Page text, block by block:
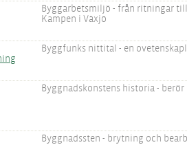
Byggarbetsmiljö - från ritningar
Kampen i Växjö
Byggfunks nittital - en
Byggnadskonstens historia - berör
Byggnadssten - brytning och